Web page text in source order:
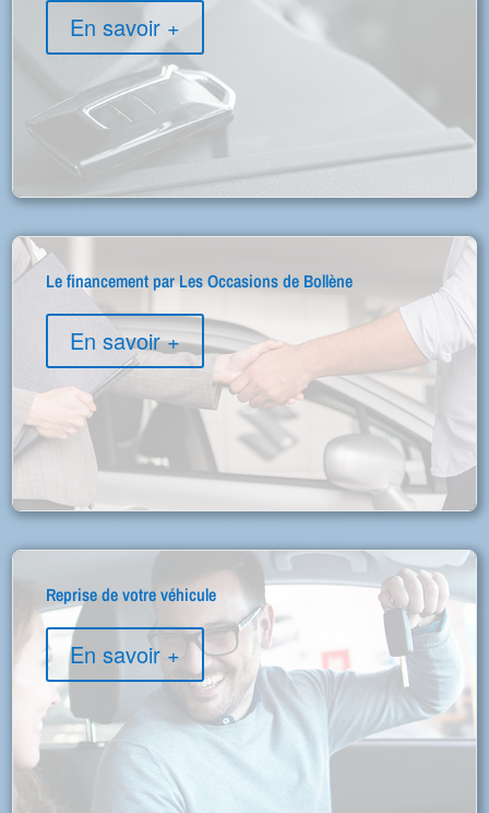
En savoir +
Le financement par Les Occasions de Bollène
En savoir +
Reprise de votre véhicule
En savoir +